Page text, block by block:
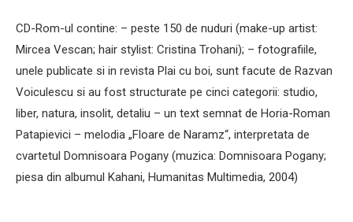
CD-Rom-ul contine: – peste 150 de nuduri (make-up artist:
Mircea Vescan; hair stylist: Cristina Trohani); – fotografiile,
unele publicate si in revista Plai cu boi, sunt facute de Razvan
Voiculescu si au fost structurate pe cinci categorii: studio,
liber, natura, insolit, detaliu – un text semnat de Horia-Roman
Patapievici – melodia „Floare de Naramz“, interpretata de
cvartetul Domnisoara Pogany (muzica: Domnisoara Pogany;
piesa din albumul Kahani, Humanitas Multimedia, 2004)